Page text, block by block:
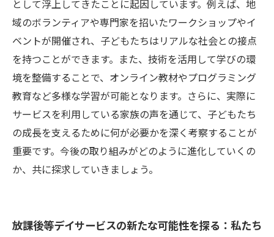
として浮上してきたことに起因しています。例えば、地
域のボランティアや専門家を招いたワークショップやイ
ベントが開催され、子どもたちはリアルな社会との接点
を持つことができます。また、技術を活用して学びの環
境を整備することで、オンライン教材やプログラミング
教育など多様な学習が可能となります。さらに、実際に
サービスを利用している家族の声を通じて、子どもたち
の成長を支えるために何が必要かを深く考察することが
重要です。今後の取り組みがどのように進化していくの
か、共に探求していきましょう。
放課後等デイサービスの新たな可能性を探る：私たち